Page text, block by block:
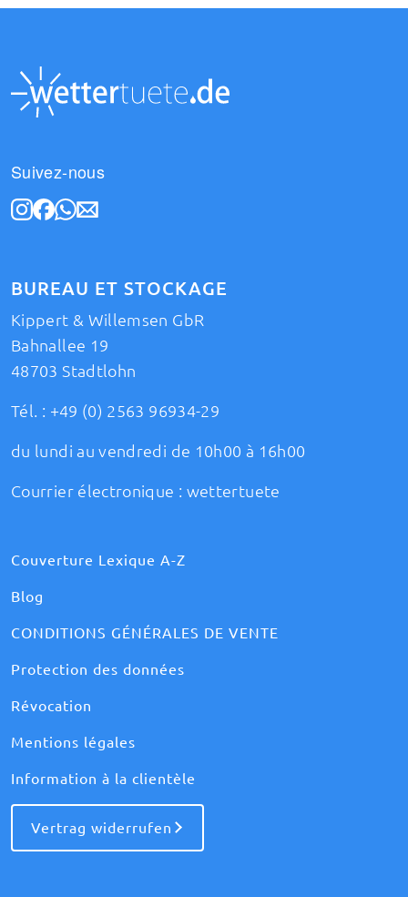
Suivez-nous
BUREAU ET STOCKAGE
Kippert & Willemsen GbR
Bahnallee 19
48703 Stadtlohn
Tél. : +49 (0) 2563 96934-29
du lundi au vendredi de 10h00 à 16h00
Courrier électronique : wettertuete
Couverture Lexique A-Z
Blog
CONDITIONS GÉNÉRALES DE VENTE
Protection des données
Révocation
Mentions légales
Information à la clientèle
Vertrag widerrufen